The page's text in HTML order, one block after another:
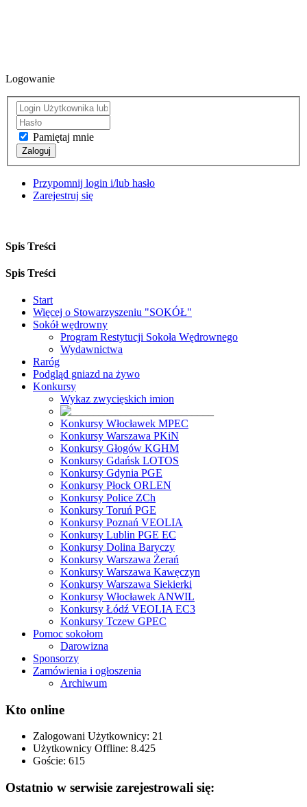
Logowanie
Pamiętaj mnie
Zaloguj
Przypomnij login i/lub hasło
Zarejestruj się
Spis Treści
Spis Treści
Start
Więcej o Stowarzyszeniu "SOKÓŁ"
Sokół wędrowny
Program Restytucji Sokoła Wędrownego
Wydawnictwa
Raróg
Podgląd gniazd na żywo
Konkursy
Wykaz zwycięskich imion
Konkursy Włocławek MPEC
Konkursy Warszawa PKiN
Konkursy Głogów KGHM
Konkursy Gdańsk LOTOS
Konkursy Gdynia PGE
Konkursy Płock ORLEN
Konkursy Police ZCh
Konkursy Toruń PGE
Konkursy Poznań VEOLIA
Konkursy Lublin PGE EC
Konkursy Dolina Baryczy
Konkursy Warszawa Żerań
Konkursy Warszawa Kawęczyn
Konkursy Warszawa Siekierki
Konkursy Włocławek ANWIL
Konkursy Łódź VEOLIA EC3
Konkursy Tczew GPEC
Pomoc sokołom
Darowizna
Sponsorzy
Zamówienia i ogłoszenia
Archiwum
Kto online
Zalogowani Użytkownicy: 21
Użytkownicy Offline: 8.425
Goście: 615
Ostatnio w serwisie zarejestrowali się: